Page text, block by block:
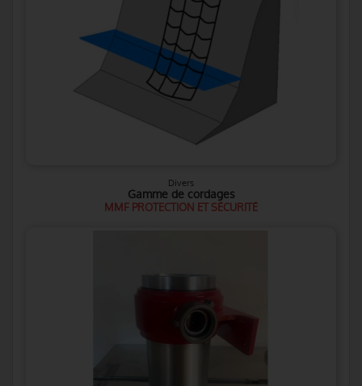
Divers
Gamme de cordages
MMF PROTECTION ET SÉCURITÉ